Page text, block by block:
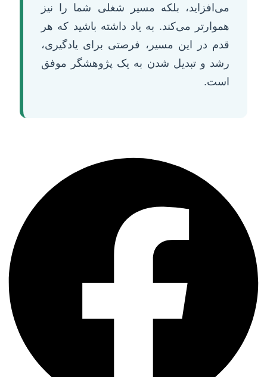
می‌افزاید، بلکه مسیر شغلی شما را نیز
هموارتر می‌کند. به یاد داشته باشید که هر
قدم در این مسیر، فرصتی برای یادگیری،
رشد و تبدیل شدن به یک پژوهشگر موفق
است.